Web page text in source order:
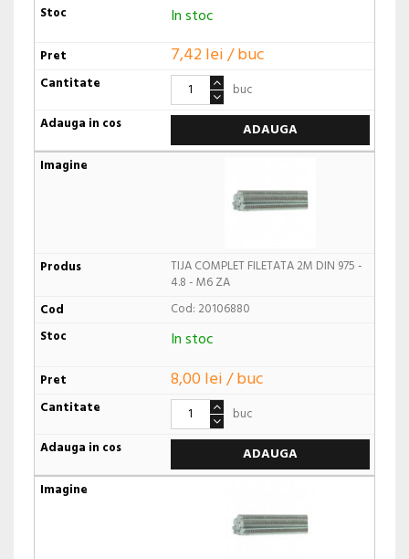
In stoc
7,42 lei / buc
buc
ADAUGA
TIJA COMPLET FILETATA 2M DIN 975 -
4.8 - M6 ZA
Cod: 20106880
In stoc
8,00 lei / buc
buc
ADAUGA